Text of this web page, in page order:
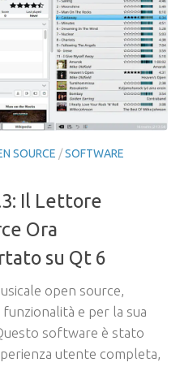
SOURCE /SOFTWARE
Il Lettore
Ora
su Qt 6
open source,
e per la sua
software è stato
utente completa,